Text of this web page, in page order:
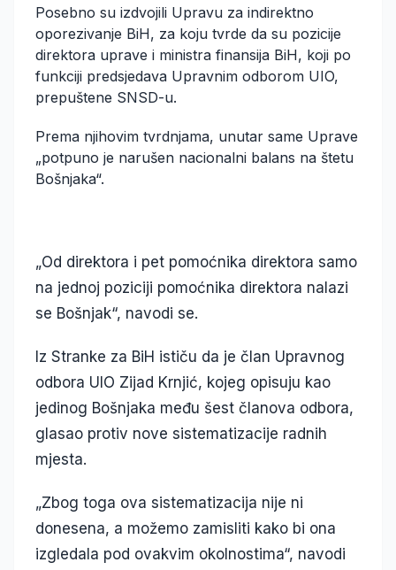
Posebno su izdvojili Upravu za indirektno
oporezivanje BiH, za koju tvrde da su pozicije
direktora uprave i ministra finansija BiH, koji po
funkciji predsjedava Upravnim odborom UIO,
prepuštene SNSD-u.
Prema njihovim tvrdnjama, unutar same Uprave
„potpuno je narušen nacionalni balans na štetu
Bošnjaka“.
„Od direktora i pet pomoćnika direktora samo
na jednoj poziciji pomoćnika direktora nalazi
se Bošnjak“, navodi se.
Iz Stranke za BiH ističu da je član Upravnog
odbora UIO Zijad Krnjić, kojeg opisuju kao
jedinog Bošnjaka među šest članova odbora,
glasao protiv nove sistematizacije radnih
mjesta.
„Zbog toga ova sistematizacija nije ni
donesena, a možemo zamisliti kako bi ona
izgledala pod ovakvim okolnostima“, navodi